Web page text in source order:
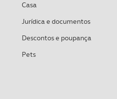
Casa
Jurídica e documentos
Descontos e poupança
Pets